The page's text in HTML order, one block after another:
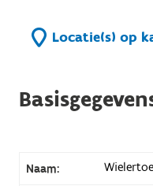
Locatie(s) op
Naam: